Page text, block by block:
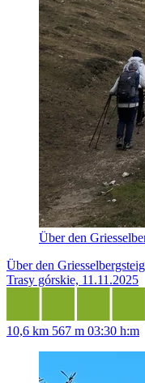
Über den
Über den
Trasy górskie, 11.11.2025
10,6 km 567 m 03:30 h:m